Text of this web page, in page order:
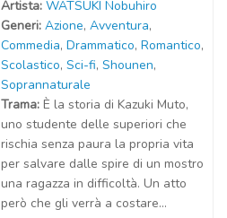
Artista: WATSUKI Nobuhiro
Generi: Azione, Avventura,
Commedia, Drammatico, Romantico,
Scolastico, Sci-fi, Shounen,
Soprannaturale
Trama: È la storia di Kazuki Muto,
uno studente delle superiori che
rischia senza paura la propria vita
per salvare dalle spire di un mostro
una ragazza in difficoltà. Un atto
però che gli verrà a costare...